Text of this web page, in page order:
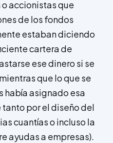
accionistas que
de los fondos
estaban diciendo
cartera de
ese dinero si se
que lo que se
había asignado esa
por el diseño del
cuantías o incluso la
ayudas a empresas).